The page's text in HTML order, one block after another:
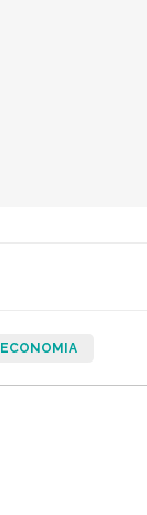
ECONOMIA